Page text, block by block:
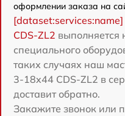
оформлении заказа на
CDS-ZL2 выполняется
специального
таких случаях наш
3-18x44 CDS-ZL2 в
доставит обратно.
Закажите звонок или